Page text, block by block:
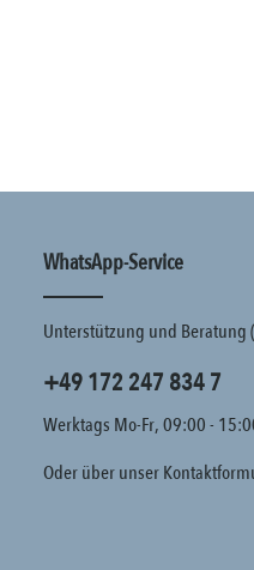
WhatsApp-Service
Unterstützung und Beratung
+49 172 247 834 7
Werktags Mo-Fr, 09:00 -
Oder über unser